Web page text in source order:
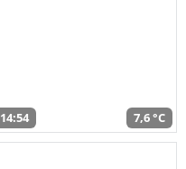
14:54 7,6 °C